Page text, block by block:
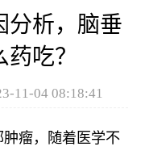
分析，脑垂
吃？
11-04 08:18:41
瘤，随着医学不